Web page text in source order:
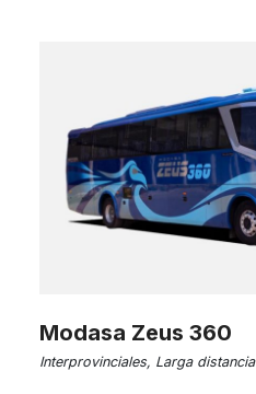
Modasa Zeus 360
Interprovinciales, Larga distancia